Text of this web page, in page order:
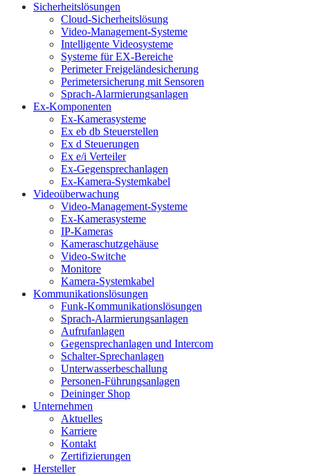
Sicherheitslösungen
Cloud-Sicherheitslösung
Video-Management-Systeme
Intelligente Videosysteme
Systeme für EX-Bereiche
Perimeter Freigeländesicherung
Perimetersicherung mit Sensoren
Sprach-Alarmierungsanlagen
Ex-Komponenten
Ex-Kamerasysteme
Ex eb db Steuerstellen
Ex d Steuerungen
Ex e/i Verteiler
Ex-Gegensprechanlagen
Ex-Kamera-Systemkabel
Videoüberwachung
Video-Management-Systeme
Ex-Kamerasysteme
IP-Kameras
Kameraschutzgehäuse
Video-Switche
Monitore
Kamera-Systemkabel
Kommunikationslösungen
Funk-Kommunikationslösungen
Sprach-Alarmierungsanlagen
Aufrufanlagen
Gegensprechanlagen und Intercom
Schalter-Sprechanlagen
Unterwasserbeschallung
Personen-Führungsanlagen
Deininger Shop
Unternehmen
Aktuelles
Karriere
Kontakt
Zertifizierungen
Hersteller